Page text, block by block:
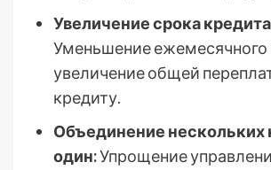
Увеличение срока
Уменьшение ежемесячного
увеличение общей
кредиту.
Объединение нескольких
один:Упрощение